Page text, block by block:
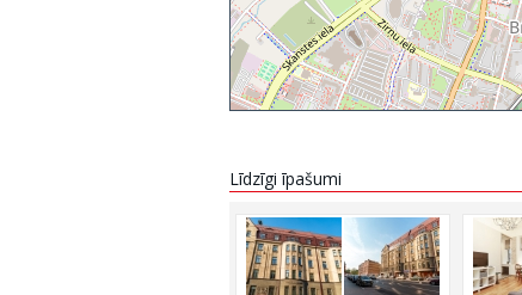
Līdzīgi īpašumi